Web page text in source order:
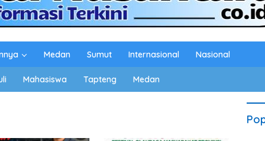
Medan Sumut Internasional Nasional
Mahasiswa Tapteng Medan